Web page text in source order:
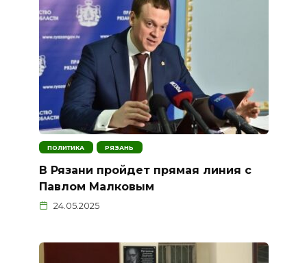
ПОЛИТИКА РЯЗАНЬ
В Рязани пройдет прямая линия с
Павлом Малковым
24.05.2025